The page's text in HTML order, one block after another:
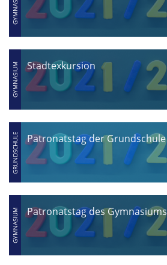
Stadtexkursion
Patronatstag der Grundschule
Patronatstag des Gymnasiums